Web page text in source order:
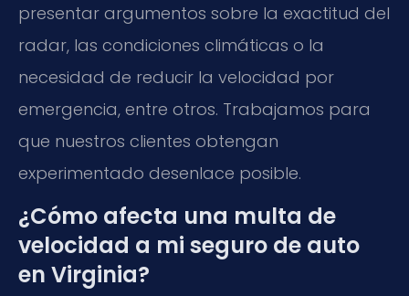
presentar argumentos sobre la exactitud del
radar, las condiciones climáticas o la
necesidad de reducir la velocidad por
emergencia, entre otros. Trabajamos para
que nuestros clientes obtengan
experimentado desenlace posible.
¿Cómo afecta una multa de
velocidad a mi seguro de auto
en Virginia?